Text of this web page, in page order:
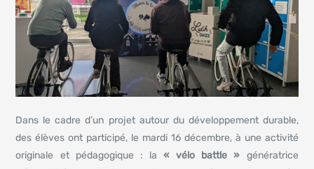
Dans le cadre d’un projet autour du développement durable,
des élèves ont participé, le mardi 16 décembre, à une activité
originale et pédagogique : la« vélo battle » génératrice